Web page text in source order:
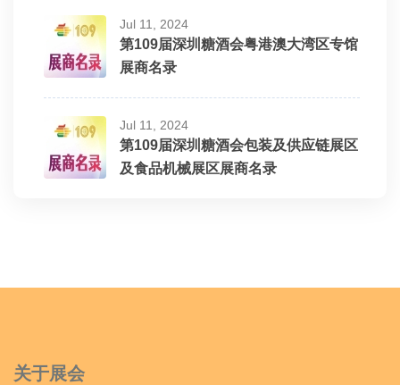
Jul 11, 2024
第109届深圳糖酒会粤港澳大湾区专馆
展商名录
Jul 11, 2024
第109届深圳糖酒会包装及供应链展区
及食品机械展区展商名录
关于展会